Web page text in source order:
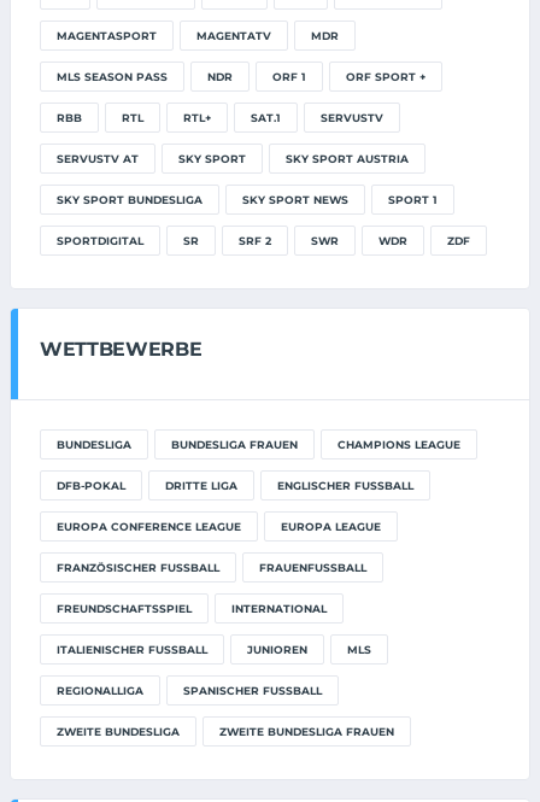
MAGENTASPORT MAGENTATV MDR
MLS SEASON PASS NDR ORF 1 ORF SPORT +
RBB RTL RTL+ SAT.1 SERVUSTV
SERVUSTV AT SKY SPORT SKY SPORT AUSTRIA
SKY SPORT BUNDESLIGA SKY SPORT NEWS SPORT 1
SPORTDIGITAL SR SRF 2 SWR WDR ZDF
WETTBEWERBE
BUNDESLIGA BUNDESLIGA FRAUEN CHAMPIONS LEAGUE
DFB-POKAL DRITTE LIGA ENGLISCHER FUSSBALL
EUROPA CONFERENCE LEAGUE EUROPA LEAGUE
FRANZÖSISCHER FUSSBALL FRAUENFUSSBALL
FREUNDSCHAFTSSPIEL INTERNATIONAL
ITALIENISCHER FUSSBALL JUNIOREN MLS
REGIONALLIGA SPANISCHER FUSSBALL
ZWEITE BUNDESLIGA ZWEITE BUNDESLIGA FRAUEN